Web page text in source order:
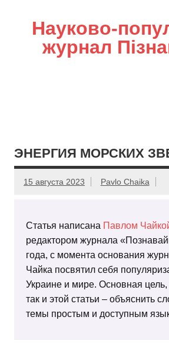
Науково-
журнал
ЭНЕРГИЯ МОРСКИХ
15 августа 2023 Pavlo Chaika
Статья написана Павлом
редактором журнала
года, с момента основания
Чайка посвятил себя
Украине и мире. Основная цель,
так и этой статьи – объяснить
темы простым и доступным